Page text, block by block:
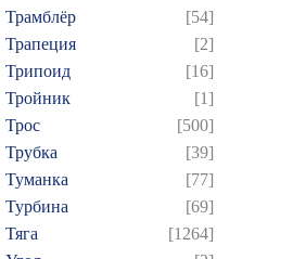
Трамблёр
[54]
Трапеция
[2]
Трипоид
[16]
Тройник
[1]
Трос
[500]
Трубка
[39]
Туманка
[77]
Турбина
[69]
Тяга
[1264]